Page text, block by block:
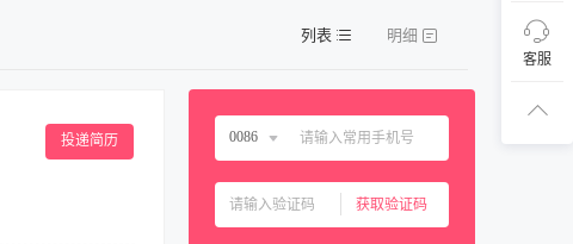
扫码
客服
投递简历
列表 明细
0086
获取验证码
中国大陆 0086